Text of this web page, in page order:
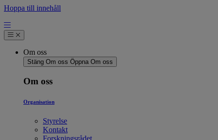
Hoppa till innehåll
Om oss
Stäng Om oss Öppna Om oss
Om oss
Organisation
Styrelse
Kontakt
Forskningsrådet